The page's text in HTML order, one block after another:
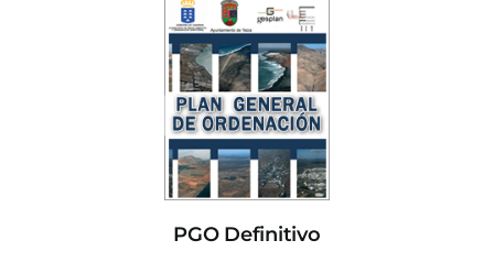
PGO Definitivo